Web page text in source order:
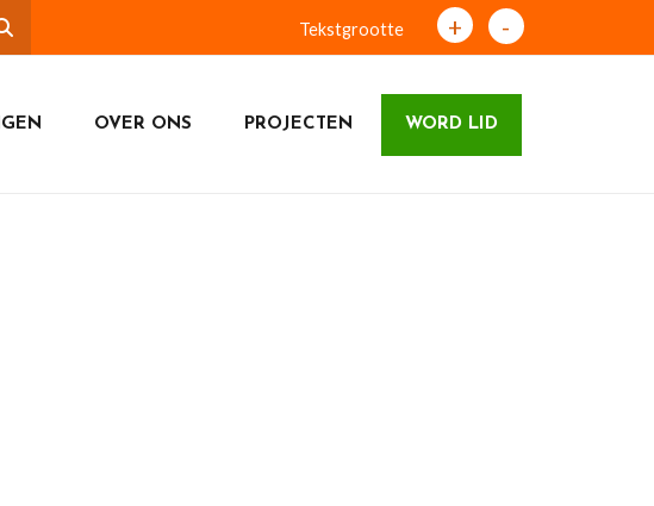
Tekstgrootte + -
OVER ONS PROJECTEN WORD LID